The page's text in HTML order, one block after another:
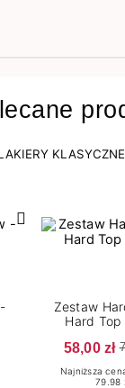
KLASYCZNE
Zestaw
Hard Top
58,00 zł
Najniższa
79.98